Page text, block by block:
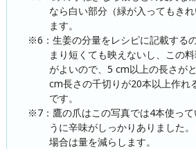
なら白い部分（緑が入ってもき
ます。
※6：生姜の分量をレシピに記載する
まり短くても映えないし、この
がよいので、5 cm以上の長さが
cm長さの千切りが20本以上作れ
です。
※7：鷹の爪はこの写真では4本使って
うに辛味がしっかりありました
場合は量を減らします。